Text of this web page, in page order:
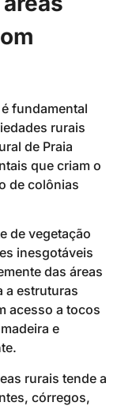
fundamental
rurais
de Praia
que criam o
de colônias
de vegetação
inesgotáveis
das áreas
a estruturas
acesso a tocos
e
rurais tende a
córregos,